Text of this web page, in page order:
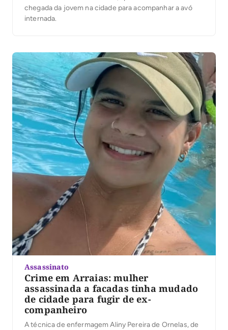
chegada da jovem na cidade para acompanhar a avó
internada.
Assassinato
Crime em Arraias: mulher
assassinada a facadas tinha mudado
de cidade para fugir de ex-
companheiro
A técnica de enfermagem Aliny Pereira de Ornelas, de